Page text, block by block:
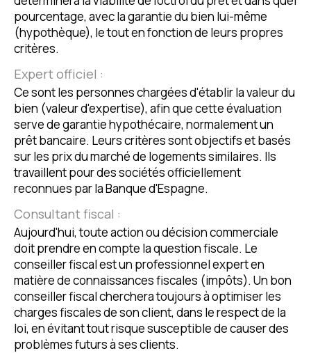
pourcentage, avec la garantie du bien lui-même
(hypothèque), le tout en fonction de leurs propres
critères.
Expert officiel :
Ce sont les personnes chargées d'établir la valeur du
bien (valeur d'expertise), afin que cette évaluation
serve de garantie hypothécaire, normalement un
prêt bancaire. Leurs critères sont objectifs et basés
sur les prix du marché de logements similaires. Ils
travaillent pour des sociétés officiellement
reconnues par la Banque d'Espagne.
Consultant fiscal :
Aujourd'hui, toute action ou décision commerciale
doit prendre en compte la question fiscale. Le
conseiller fiscal est un professionnel expert en
matière de connaissances fiscales (impôts). Un bon
conseiller fiscal cherchera toujours à optimiser les
charges fiscales de son client, dans le respect de la
loi, en évitant tout risque susceptible de causer des
problèmes futurs à ses clients.